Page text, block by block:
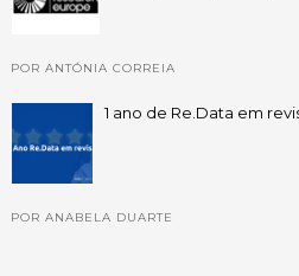
POR ANTÓNIA CORREIA
1 ano de Re.Data em
POR ANABELA DUARTE